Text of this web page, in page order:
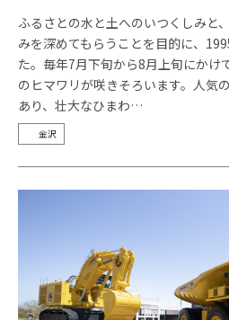
ふるさとの水と土へのいつくしみと
みを深めてもらうことを目的に、
た。毎年7月下旬から8月上旬にかけ
のヒマワリが咲きそろいます。人気
あり、壮大なひまわ…
金沢